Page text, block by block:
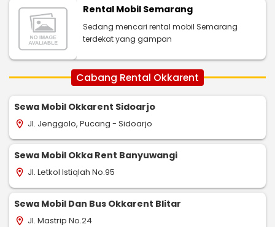
Rental Mobil Semarang
Sedang mencari rental mobil Semarang
terdekat yang gampan
Cabang Rental Okkarent
Sewa Mobil Okkarent Sidoarjo
location_on Jl. Jenggolo, Pucang - Sidoarjo
Sewa Mobil Okka Rent Banyuwangi
location_on Jl. Letkol Istiqlah No.95
Sewa Mobil Dan Bus Okkarent Blitar
location_on Jl. Mastrip No.24